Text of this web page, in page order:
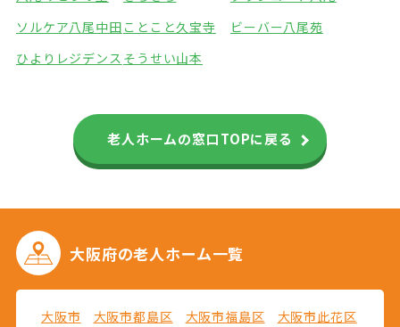
ソルケア八尾中田 ことこと久宝寺
ビーバー八尾苑
ひよりレジデンス そうせい山本
老人ホームの窓口TOPに戻る
大阪府の老人ホーム一覧
大阪市 大阪市都島区 大阪市福島区
大阪市此花区